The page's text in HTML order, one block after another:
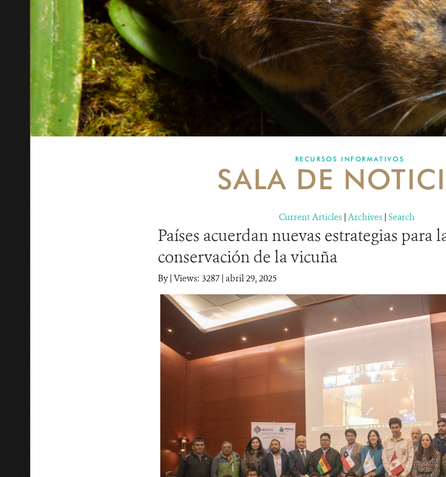
RECURSOS INFORMATIVOS
SALA DE
Current Articles | Archives | Search
Países acuerdan nuevas estrategias para
conservación de la vicuña
By| Views: 3287| abril 29, 2025